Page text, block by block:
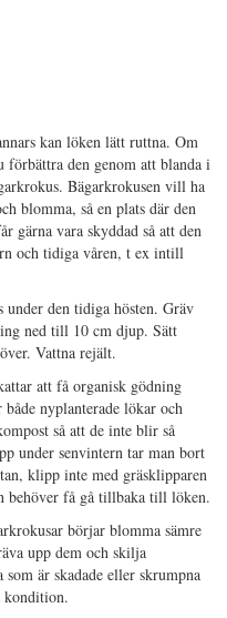
kan löken lätt ruttna. Om
den genom att blanda i
Bägarkrokusen vill ha
blomma, så en plats där den
gärna vara skyddad så att den
och tidiga våren, t ex intill
under den tidiga hösten. Gräv
ned till 10 cm djup. Sätt
Vattna rejält.
att få organisk gödning
både nyplanterade lökar och
så att de inte blir så
under senvintern tar man bort
klipp inte med gräsklipparen
behöver få gå tillbaka till löken.
börjar blomma sämre
upp dem och skilja
är skadade eller skrumpna
kondition.